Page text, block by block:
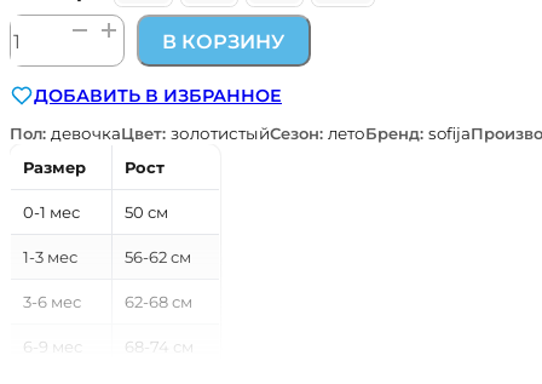
Количество
товара
нарядные
пинетки
SOFIJA
Польша
В КОРЗИНУ
ДОБАВИТЬ В ИЗБРАННОЕ
Пол: девочкаЦвет: золотистыйСезон: летоБренд: sofija
Размер
Рост
0-1 мес 50 см
1-3 мес 56-62 см
3-6 мес 62-68 см
6-9 мес 68-74 см